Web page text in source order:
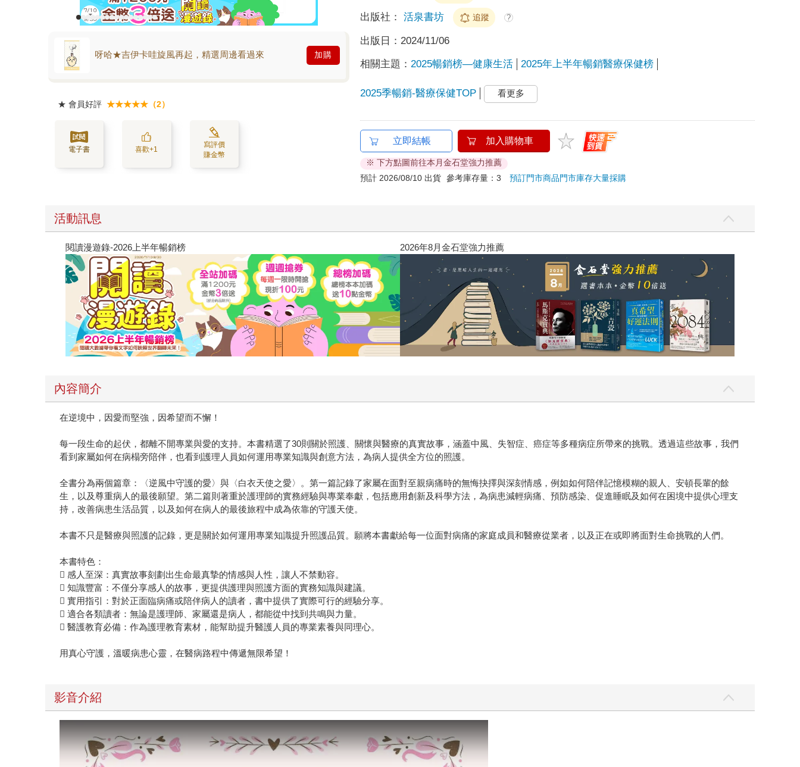
呀哈★吉伊卡哇旋風再起，精選周邊看過來 加購
★ 會員好評 ★★★★★（2）
電子書 喜歡+1
寫評價
賺金幣
出版社： 活泉書坊 追蹤 ?
出版日： 2024/11/06
相關主題： 2025暢銷榜—健康生活 2025年上半年暢銷醫療保健榜
2025季暢銷-醫療保健TOP 看更多
立即結帳 加入購物車
※ 下方點圖前往本月金石堂強力推薦
預計 2026/08/10 出貨 參考庫存量：3預訂門市商品門市庫存大量採購
活動訊息
閱讀漫遊錄-2026上半年暢銷榜 2026年8月金石堂強力推薦
內容簡介
在逆境中，因愛而堅強，因希望而不懈！
每一段生命的起伏，都離不開專業與愛的支持。本書精選了30則關於照護、關懷與醫療的真實故事，涵蓋中風、失智症、癌症等多種病症所帶來的挑戰。透過這些故事，我們
看到家屬如何在病榻旁陪伴，也看到護理人員如何運用專業知識與創意方法，為病人提供全方位的照護。
全書分為兩個篇章：〈逆風中守護的愛〉與〈白衣天使之愛〉。第一篇記錄了家屬在面對至親病痛時的無悔抉擇與深刻情感，例如如何陪伴記憶模糊的親人、安頓長輩的餘
生，以及尊重病人的最後願望。第二篇則著重於護理師的實務經驗與專業奉獻，包括應用創新及科學方法，為病患減輕病痛、預防感染、促進睡眠及如何在困境中提供心理支
持，改善病患生活品質，以及如何在病人的最後旅程中成為依靠的守護天使。
本書不只是醫療與照護的記錄，更是關於如何運用專業知識提升照護品質。願將本書獻給每一位面對病痛的家庭成員和醫療從業者，以及正在或即將面對生命挑戰的人們。
本書特色：
 感人至深：真實故事刻劃出生命最真摯的情感與人性，讓人不禁動容。
 知識豐富：不僅分享感人的故事，更提供護理與照護方面的實務知識與建議。
 實用指引：對於正面臨病痛或陪伴病人的讀者，書中提供了實際可行的經驗分享。
 適合各類讀者：無論是護理師、家屬還是病人，都能從中找到共鳴與力量。
 醫護教育必備：作為護理教育素材，能幫助提升醫護人員的專業素養與同理心。
用真心守護，溫暖病患心靈，在醫病路程中傳遞無限希望！
影音介紹